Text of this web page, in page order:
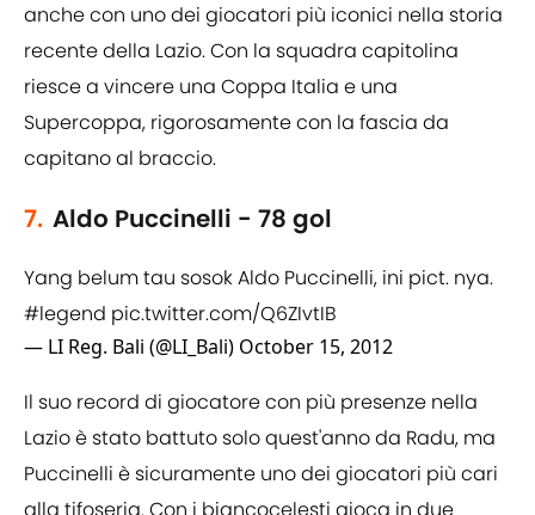
anche con uno dei giocatori più iconici nella storia
recente della Lazio. Con la squadra capitolina
riesce a vincere una Coppa Italia e una
Supercoppa, rigorosamente con la fascia da
capitano al braccio.
7. Aldo Puccinelli - 78 gol
Yang belum tau sosok Aldo Puccinelli, ini pict. nya.
#legend pic.twitter.com/Q6ZIvtIB
— LI Reg. Bali (@LI_Bali) October 15, 2012
Il suo record di giocatore con più presenze nella
Lazio è stato battuto solo quest'anno da Radu, ma
Puccinelli è sicuramente uno dei giocatori più cari